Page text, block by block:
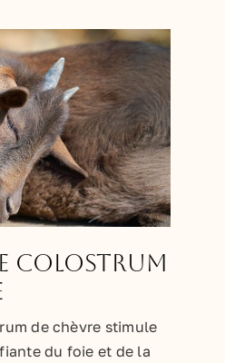
Colostrum
de chèvre stimule
du foie et de la